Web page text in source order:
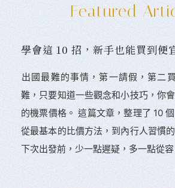
Featured
學會這 10 招，新手也能買到便
出國最難的事情，第一請假，第二
難，只要知道一些觀念和小技巧，你
的機票價格。 這篇文章，整理了 10
從最基本的比價方法，到內行人習慣
下次出發前，少一點遲疑，多一點從容